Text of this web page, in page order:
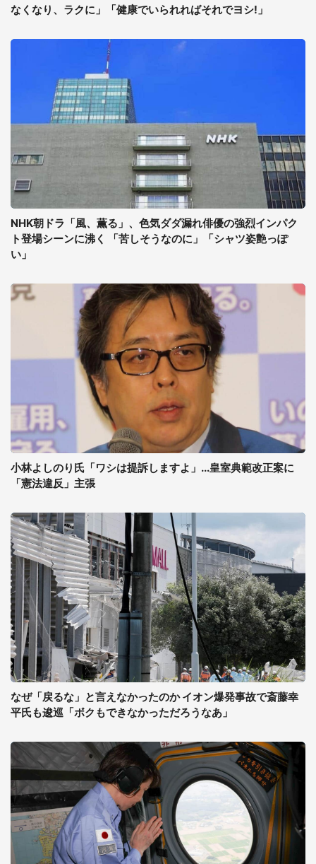
なくなり、ラクに」「健康でいられればそれでヨシ!」
NHK朝ドラ「風、薫る」、色気ダダ漏れ俳優の強烈インパク
ト登場シーンに沸く 「苦しそうなのに」「シャツ姿艶っぽ
い」
小林よしのり氏「ワシは提訴しますよ」...皇室典範改正案に
「憲法違反」主張
なぜ「戻るな」と言えなかったのか イオン爆発事故で斎藤幸
平氏も逡巡「ボクもできなかっただろうなあ」